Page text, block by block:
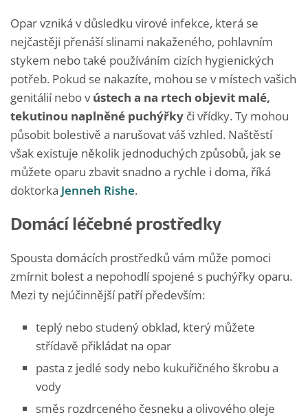
Opar vzniká v důsledku virové infekce, která se
nejčastěji přenáší slinami nakaženého, pohlavním
stykem nebo také používáním cizích hygienických
potřeb. Pokud se nakazíte, mohou se v místech vašich
genitálií nebo vústech a na rtech objevit malé,
tekutinou naplněné puchýřky či vřídky. Ty mohou
působit bolestivě a narušovat váš vzhled. Naštěstí
však existuje několik jednoduchých způsobů, jak se
můžete oparu zbavit snadno a rychle i doma, říká
doktorka Jenneh Rishe.
Domácí léčebné prostředky
Spousta domácích prostředků vám může pomoci
zmírnit bolest a nepohodlí spojené s puchýřky oparu.
Mezi ty nejúčinnější patří především:
teplý nebo studený obklad, který můžete
střídavě přikládat na opar
pasta z jedlé sody nebo kukuřičného škrobu a
vody
směs rozdrceného česneku a olivového oleje